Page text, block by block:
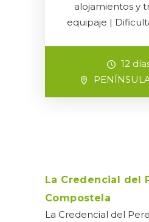
alojamientos y
equipaje |
12
La Credencial del
Compostela
La Credencial del